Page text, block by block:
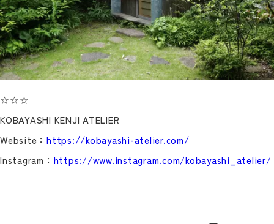
☆☆☆
KOBAYASHI KENJI ATELIER
Website： https://kobayashi-atelier.com/
Instagram： https://www.instagram.com/kobayashi_atelier/